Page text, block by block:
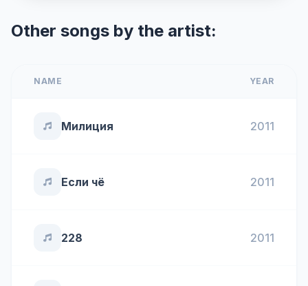
Other songs by the artist:
NAME YEAR
Милиция 2011
Если чё 2011
228 2011